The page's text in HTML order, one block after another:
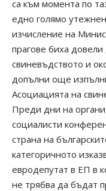
са към момента по
едно голямо
изчисление на
прагове биха довели
свиневъдството и
допълни още
Асоциацията на
Преди дни на
социалисти
страна на
категоричното
евродепутат в ЕП в
не трябва да бъдат